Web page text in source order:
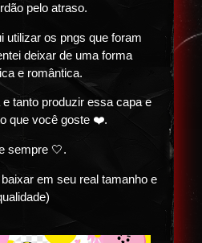
pelo atraso.
utilizar os pngs que foram
deixar de uma forma
e romântica.
tanto produzir essa capa e
que você goste ❤️.
sempre 🤍.
em seu real tamanho e